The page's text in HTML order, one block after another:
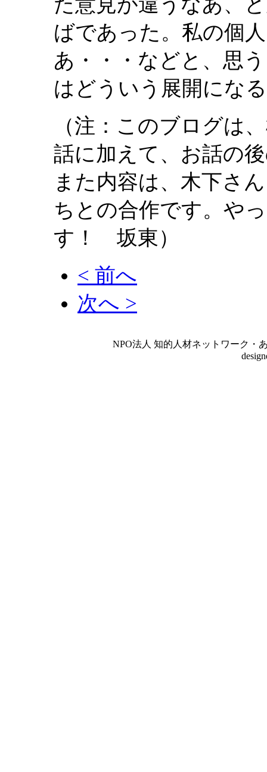
ばであった。私の個
あ・・・などと、思
はどういう展開にな
（注：このブログは
話に加えて、お話の
また内容は、木下さ
ちとの合作です。や
す！ 坂東）
< 前へ
次へ >
NPO法人 知的人材ネットワーク・